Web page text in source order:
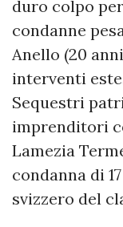
duro colpo
condanne
Anello (20
interventi
Sequestri
imprenditori
Lamezia
condanna di
svizzero del